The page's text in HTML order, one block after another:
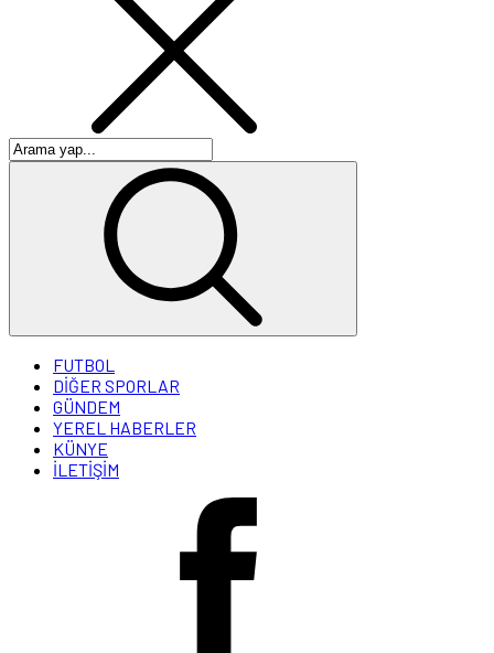
FUTBOL
DİĞER SPORLAR
GÜNDEM
YEREL HABERLER
KÜNYE
İLETİŞİM